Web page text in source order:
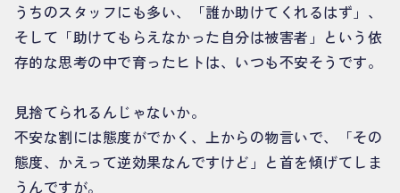
うちのスタッフにも多い、「誰か助けてくれるはず」、
そして「助けてもらえなかった自分は被害者」という依
存的な思考の中で育ったヒトは、いつも不安そうです。
見捨てられるんじゃないか。
不安な割には態度がでかく、上からの物言いで、「その
態度、かえって逆効果なんですけど」と首を傾げてしま
うんですが。